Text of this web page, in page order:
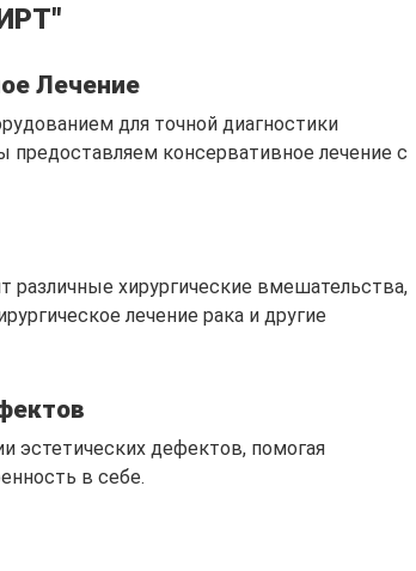
Лечение
для точной диагностики
предоставляем консервативное лечение с
хирургические вмешательства,
лечение рака и другие
эстетических дефектов, помогая
в себе.